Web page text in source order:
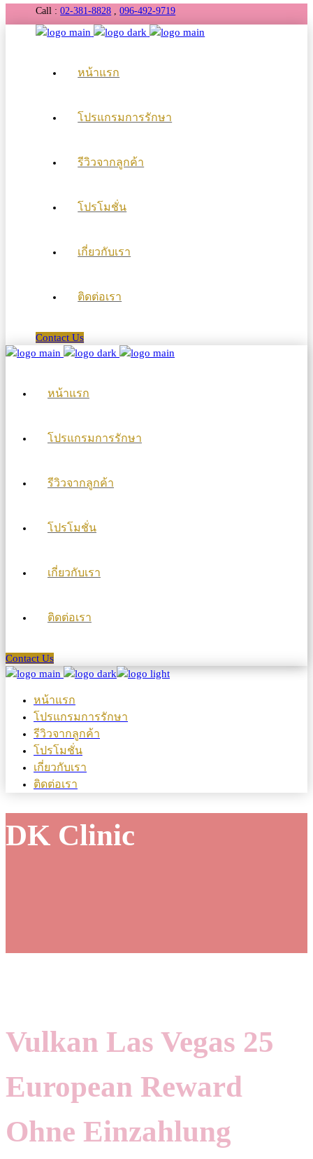
Call :02-381-8828 ,096-492-9719
หน้าแรก
โปรแกรมการรักษา
รีวิวจากลูกค้า
โปรโมชั่น
เกี่ยวกับเรา
ติดต่อเรา
Contact Us
หน้าแรก
โปรแกรมการรักษา
รีวิวจากลูกค้า
โปรโมชั่น
เกี่ยวกับเรา
ติดต่อเรา
Contact Us
หน้าแรก
โปรแกรมการรักษา
รีวิวจากลูกค้า
โปรโมชั่น
เกี่ยวกับเรา
ติดต่อเรา
DK Clinic
Vulkan Las Vegas 25
European Reward
Ohne Einzahlung